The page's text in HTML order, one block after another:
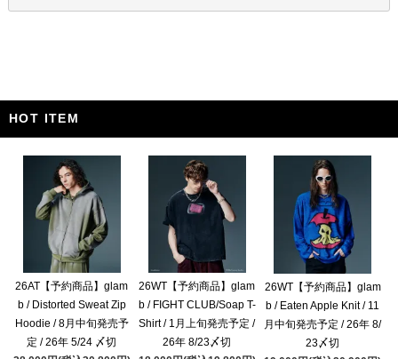
HOT ITEM
26AT【予約商品】glam
b / Distorted Sweat Zip
Hoodie / 8月中旬発売予
定 / 26年 5/24 〆切
26WT【予約商品】glam
b / FIGHT CLUB/Soap T-
Shirt / 1月上旬発売予定 /
26年 8/23〆切
26WT【予約商品】glam
b / Eaten Apple Knit / 11
月中旬発売予定 / 26年 8/
23〆切